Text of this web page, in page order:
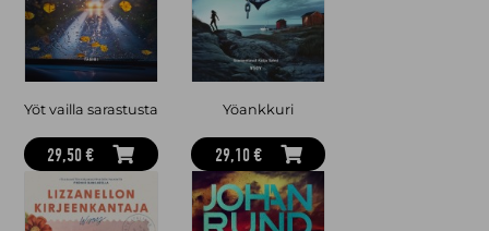
Yöt vailla sarastusta
29,50 €
Yöankkuri
29,10 €